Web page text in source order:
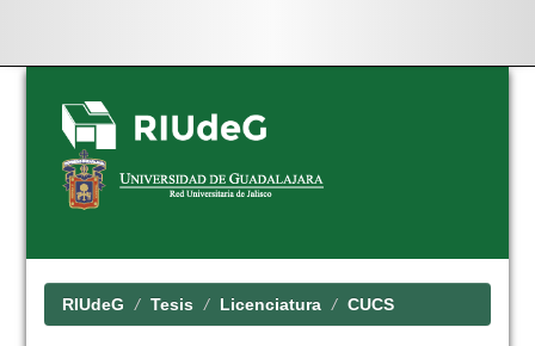
Skip
navigation
RIUdeG Tesis Licenciatura CUCS